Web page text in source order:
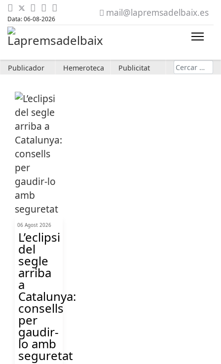
Data: 06-08-2026
mail@lapremsadelbaix.es
Publicador Hemeroteca Publicitat Cerca
06 Agost 2026
L’eclipsi
del
segle
arriba
a
Catalunya:
consells
per
gaudir-
lo amb
seguretat